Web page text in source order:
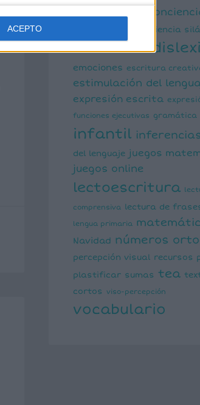
ACEPTO conciencia
cálculo mental
emociones escritura
estimulación del
expresión escrita
funciones ejecutivas gramática
infantil
del lenguaje juegos
juegos online
lectoescritura
comprensiva lectura de
lengua primaria
Navidad números
percepción visual recursos
plastificar sumas tea
cortos
viso-percepción
vocabulario